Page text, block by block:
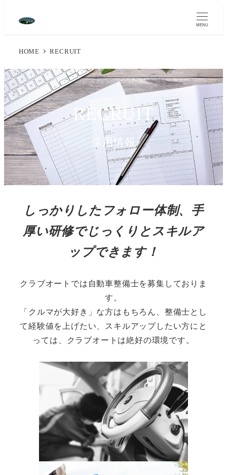
MENU
HOME RECRUIT
RECRUIT
採用情報
しっかりしたフォロー体制、手
厚い研修でじっくりとスキルア
ップできます！
クラブオートでは自動車整備士を募集しておりま
す。
「クルマが大好き」な方はもちろん、整備士とし
て経験値を上げたい、スキルアップしたい方にと
っては、クラブオートは絶好の環境です。